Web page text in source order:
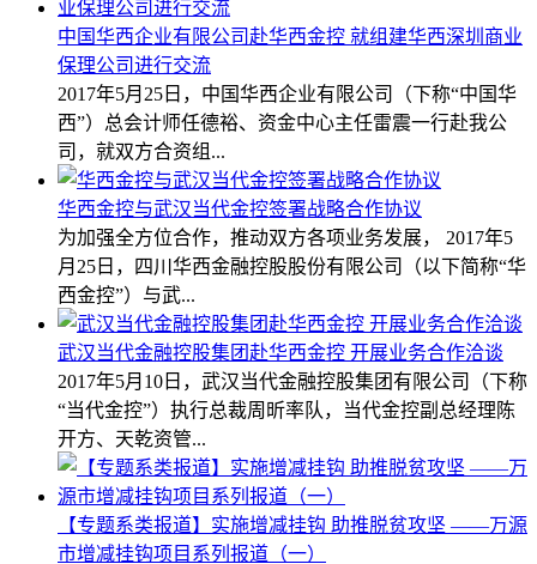
中国华西企业有限公司赴华西金控 就组建华西深圳商业
保理公司进行交流
2017年5月25日，中国华西企业有限公司（下称“中国华
西”）总会计师任德裕、资金中心主任雷震一行赴我公
司，就双方合资组...
华西金控与武汉当代金控签署战略合作协议
为加强全方位合作，推动双方各项业务发展， 2017年5
月25日，四川华西金融控股股份有限公司（以下简称“华
西金控”）与武...
武汉当代金融控股集团赴华西金控 开展业务合作洽谈
2017年5月10日，武汉当代金融控股集团有限公司（下称
“当代金控”）执行总裁周昕率队，当代金控副总经理陈
开方、天乾资管...
【专题系类报道】实施增减挂钩 助推脱贫攻坚 ——万源
市增减挂钩项目系列报道（一）